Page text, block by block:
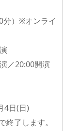
分）※オンライ
／20:00開演
4日(日)
了します。